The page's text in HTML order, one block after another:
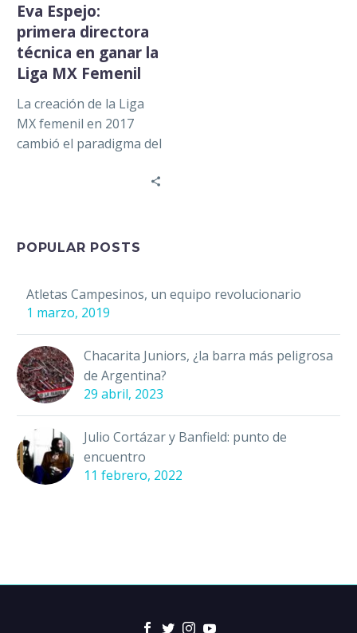
Eva Espejo:
primera directora
técnica en ganar la
Liga MX Femenil
La creación de la Liga
MX femenil en 2017
cambió el paradigma del
POPULAR POSTS
Atletas Campesinos, un equipo revolucionario
1 marzo, 2019
Chacarita Juniors, ¿la barra más peligrosa
de Argentina?
29 abril, 2023
Julio Cortázar y Banfield: punto de
encuentro
11 febrero, 2022